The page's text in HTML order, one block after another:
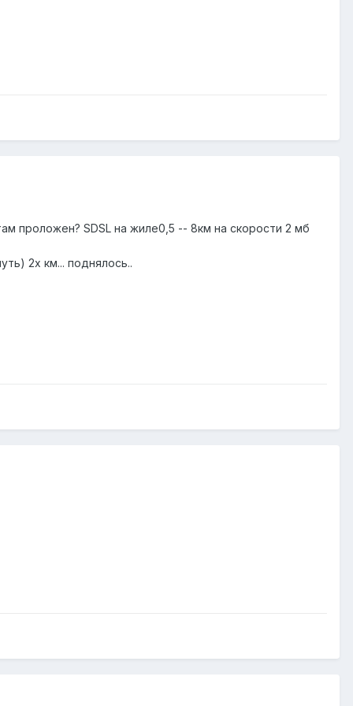
проложен? SDSL на жиле0,5 -- 8км на скорости 2 мб
2х км... поднялось..